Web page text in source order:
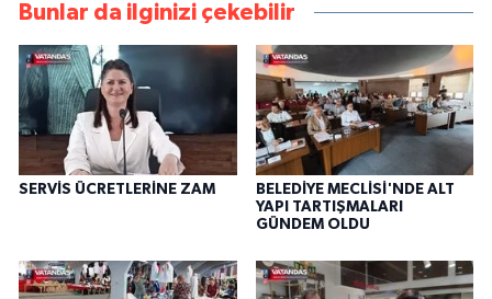
Bunlar da ilginizi çekebilir
SERVİS ÜCRETLERİNE ZAM
BELEDİYE MECLİSİ'NDE ALT
YAPI TARTIŞMALARI
GÜNDEM OLDU